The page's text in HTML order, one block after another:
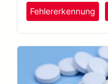
Fehlererkennung